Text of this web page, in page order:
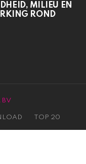
MILIEU EN
ROND
BV
TOP 20